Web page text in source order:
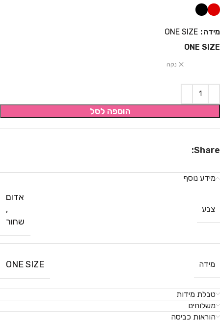
מידה
ONE SIZE
ONE SIZE
נקה
הוספה לסל
Share:
מידע נוסף
צבע
אדום
,
שחור
מידה ONE SIZE
טבלת מידות
משלוחים
הוראות כביסה